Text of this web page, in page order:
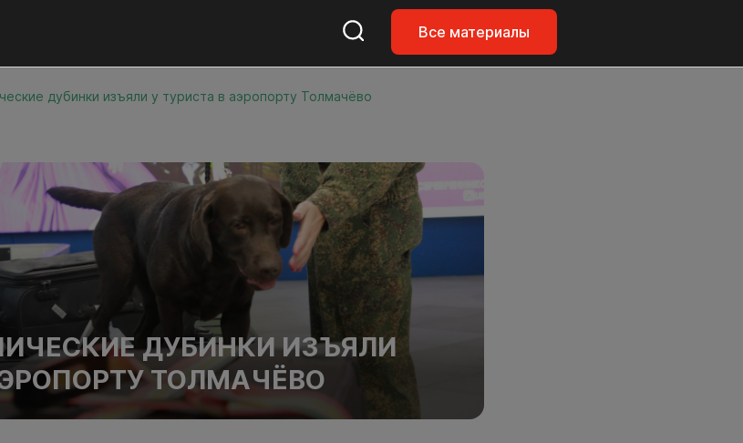
Все материалы
дубинки изъяли у туриста в аэропорту Толмачёво
ДУБИНКИ ИЗЪЯЛИ
ТОЛМАЧЁВО